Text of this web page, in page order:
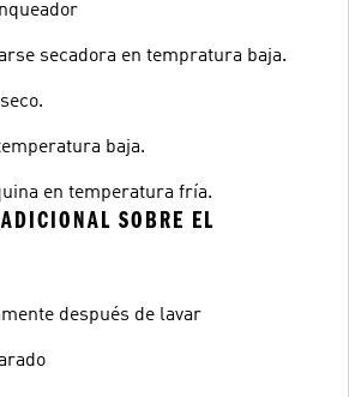
secadora en tempratura baja.
baja.
en temperatura fría.
SOBRE EL
después de lavar